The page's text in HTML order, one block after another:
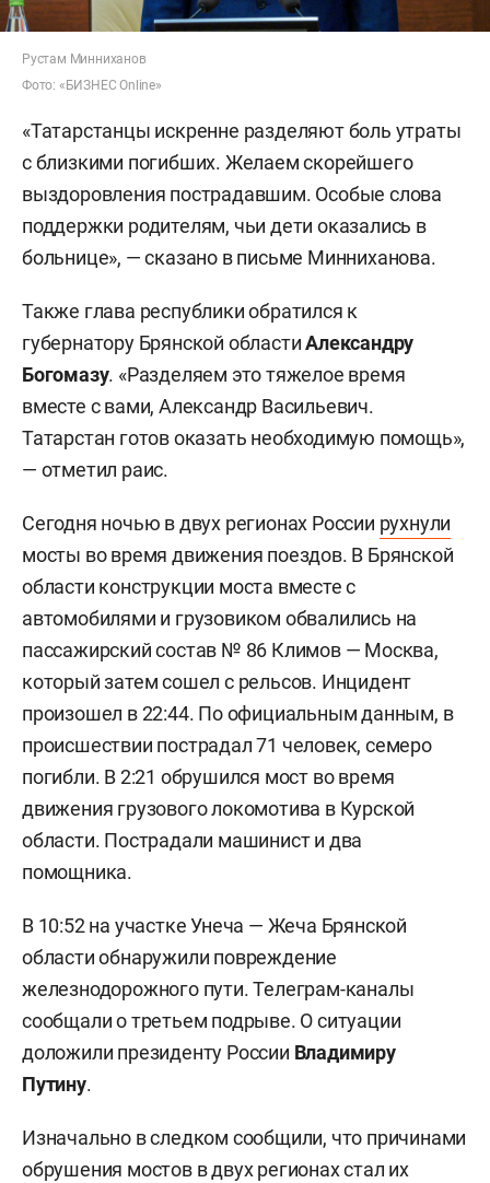
Рустам Минниханов
Фото: «БИЗНЕС Online»
«Татарстанцы искренне разделяют боль утраты
с близкими погибших. Желаем скорейшего
выздоровления пострадавшим. Особые слова
поддержки родителям, чьи дети оказались в
больнице», — сказано в письме Минниханова.
Также глава республики обратился к
губернатору Брянской областиАлександру
Богомазу. «Разделяем это тяжелое время
вместе с вами, Александр Васильевич.
Татарстан готов оказать необходимую помощь»,
— отметил раис.
Сегодня ночью в двух регионах России рухнули
мосты во время движения поездов. В Брянской
области конструкции моста вместе с
автомобилями и грузовиком обвалились на
пассажирский состав № 86 Климов — Москва,
который затем сошел с рельсов. Инцидент
произошел в 22:44. По официальным данным, в
происшествии пострадал 71 человек, семеро
погибли. В 2:21 обрушился мост во время
движения грузового локомотива в Курской
области. Пострадали машинист и два
помощника.
В 10:52 на участке Унеча — Жеча Брянской
области обнаружили повреждение
железнодорожного пути. Телеграм-каналы
сообщали о третьем подрыве. О ситуации
доложили президенту России Владимиру
Путину.
Изначально в следком сообщили, что причинами
обрушения мостов в двух регионах стал их